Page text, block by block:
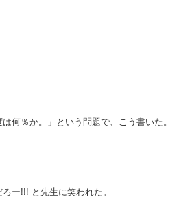
何％か。」という問題で、こう書いた。
ー!!! と先生に笑われた。